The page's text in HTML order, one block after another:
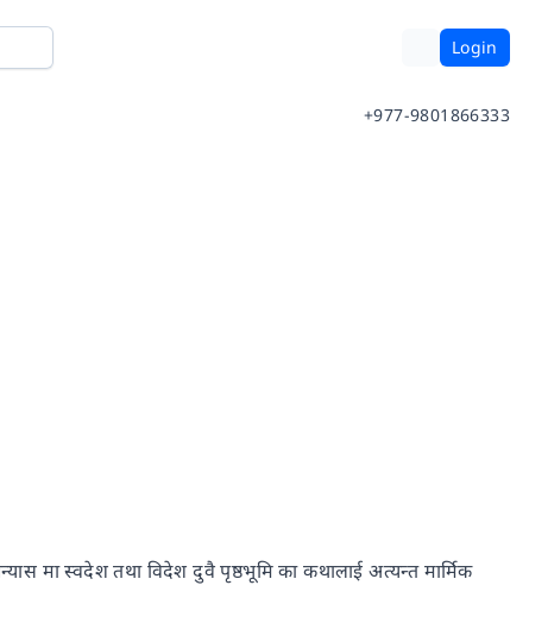
Login
+977-9801866333
मा स्वदेश तथा विदेश दुवै पृष्ठभूमि का कथालाई अत्यन्त मार्मिक